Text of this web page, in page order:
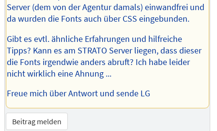
Server (dem von der Agentur damals) einwandfrei und
da wurden die Fonts auch über CSS eingebunden.
Gibt es evtl. ähnliche Erfahrungen und hilfreiche
Tipps? Kann es am STRATO Server liegen, dass dieser
die Fonts irgendwie anders abruft? Ich habe leider
nicht wirklich eine Ahnung ...
Freue mich über Antwort und sende LG
Beitrag melden